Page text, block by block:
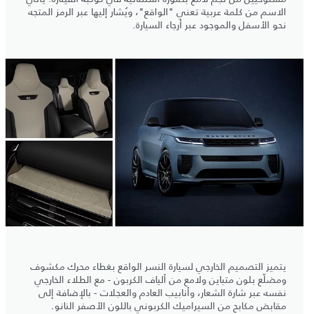
الاسم من كلمة عربية تعني "الواقع"، ويُشار إليها عبر الرمز المتجه
نحو الأسفل والموجود عبر أرجاء السيارة.
يتميز التصميم الخارجي لسيارة النسر الواقع بغطاء محرك مكشوف
ومضلّع بلون متباين ولامع من ألياف الكربون - مع الطلاء الخارجي
نفسه عبر شارة الشعار، وأنابيب العادم والعجلات - بالإضافة إلى
مقابض مكابح من السيراميك الكربوني باللون الأصفر النانو.